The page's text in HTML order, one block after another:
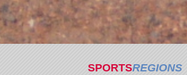
SPORTSREGIONS